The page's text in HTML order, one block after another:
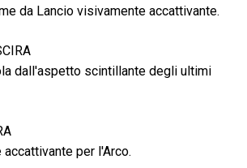
da Lancio visivamente accattivante.
dall'aspetto scintillante degli ultimi
per l'Arco.